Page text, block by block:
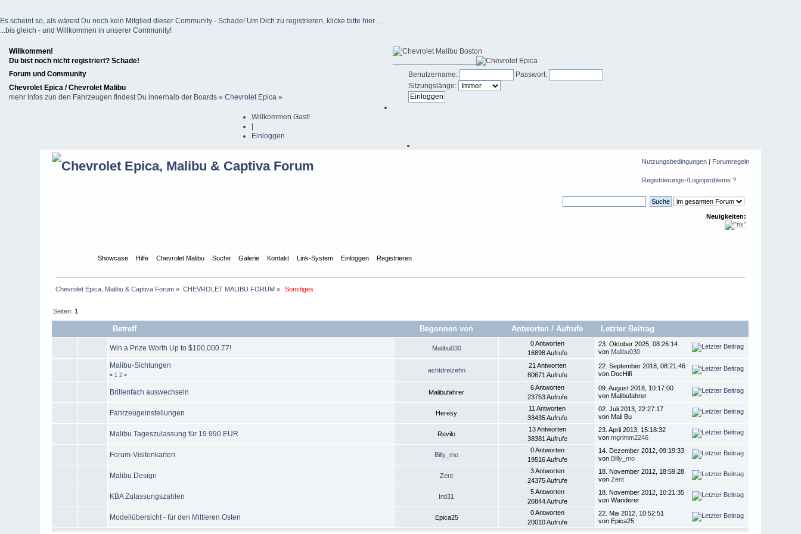
Es scheint so, als wärest Du noch kein Mitglied dieser Community - Schade! Um Dich zu registrieren, klicke bitte hier ...
...bis gleich - und Willkommen in unserer Community!
Willkommen!
Du bist noch nicht registriert? Schade!
Forum und Community
Chevrolet Epica / Chevrolet Malibu
mehr Infos zun den Fahrzeugen findest Du innerhalb der Boards « Chevrolet Epica »
Benutzername:
Passwort:
Sitzungslänge:
Willkommen Gast!
Einloggen
Nutzungsbedingungen| Forumregeln
Registrierungs-/Loginprobleme ?
Neuigkeiten:
Showcase Hilfe Chevrolet Malibu Suche Galerie Kontakt Link-System Einloggen Registrieren
Chevrolet Epica, Malibu & Captiva Forum » CHEVROLET MALIBU FORUM» Sonstiges
Seiten:1
Betreff Begonnen von Antworten / Aufrufe Letzter Beitrag
Win a Prize Worth Up to $100,000.77! Malibu030
0 Antworten
16898 Aufrufe
23. Oktober 2025, 08:26:14
von Malibu030
Malibu-Sichtungen
« 1 2 »
achtdreizehn
21 Antworten
80671 Aufrufe
22. September 2018, 08:21:46
von DocHifi
Brillenfach auswechseln Malibufahrer
6 Antworten
23753 Aufrufe
09. August 2018, 10:17:00
von Malibufahrer
Fahrzeugeinstellungen Heresy
11 Antworten
33435 Aufrufe
02. Juli 2013, 22:27:17
von Mali Bu
Malibu Tageszulassung für 19.990 EUR Revilo
13 Antworten
38381 Aufrufe
23. April 2013, 15:18:32
vonmgrimm2246
Forum-Visitenkarten Billy_mo
0 Antworten
19516 Aufrufe
14. Dezember 2012, 09:19:33
von Billy_mo
Malibu Design Zent
3 Antworten
24375 Aufrufe
18. November 2012, 18:59:28
vonZent
KBA Zulassungszahlen Inti31
5 Antworten
26844 Aufrufe
18. November 2012, 10:21:35
von Wanderer
Modellübersicht - für den Mittleren Osten Epica25
0 Antworten
20010 Aufrufe
22. Mai 2012, 10:52:51
von Epica25